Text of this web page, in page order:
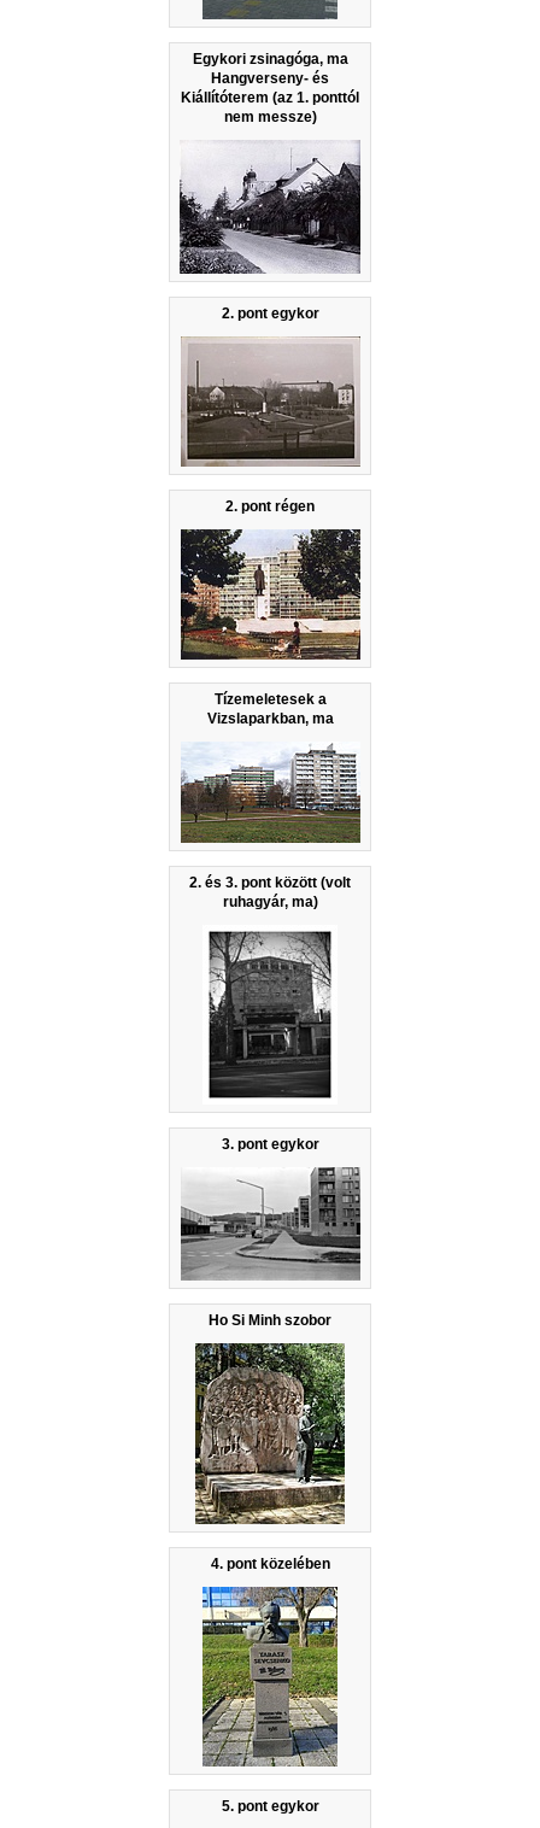
Egykori zsinagóga, ma
Hangverseny- és
Kiállítóterem (az 1. ponttól
nem messze)
2. pont egykor
2. pont régen
Tízemeletesek a
Vizslaparkban, ma
2. és 3. pont között (volt
ruhagyár, ma)
3. pont egykor
Ho Si Minh szobor
4. pont közelében
5. pont egykor